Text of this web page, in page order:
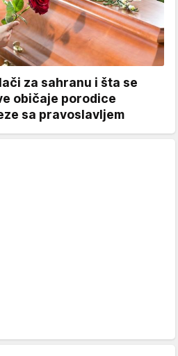
za sahranu i šta se
običaje porodice
sa pravoslavljem